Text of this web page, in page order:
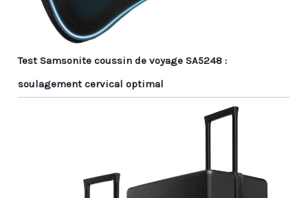
Test Samsonite coussin de voyage SA5248 :
soulagement cervical optimal